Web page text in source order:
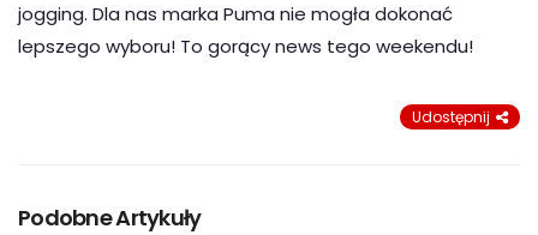
jogging. Dla nas marka Puma nie mogła dokonać
lepszego wyboru! To gorący news tego weekendu!
Udostępnij
Podobne Artykuły